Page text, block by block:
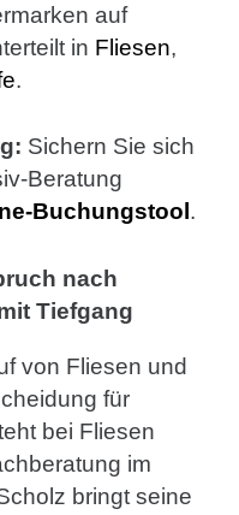
auf
in Fliesen,
.
Sichern Sie sich
Beratung
Buchungstool .
nach
Tiefgang
von Fliesen und
für
bei Fliesen
im
bringt seine